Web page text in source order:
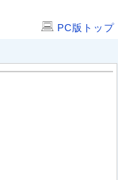
PC版トップ